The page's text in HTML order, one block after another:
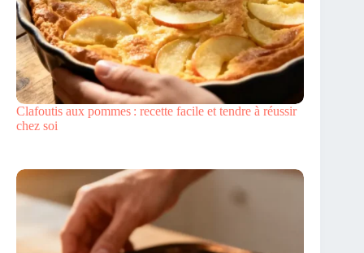
Clafoutis aux pommes : recette facile et tendre à réussir
chez soi